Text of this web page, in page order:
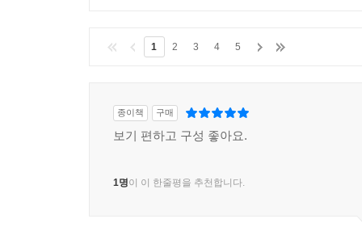
1 2 3 4 5
종이책 구매
보기 편하고 구성 좋아요.
1명이 이 한줄평을 추천합니다.